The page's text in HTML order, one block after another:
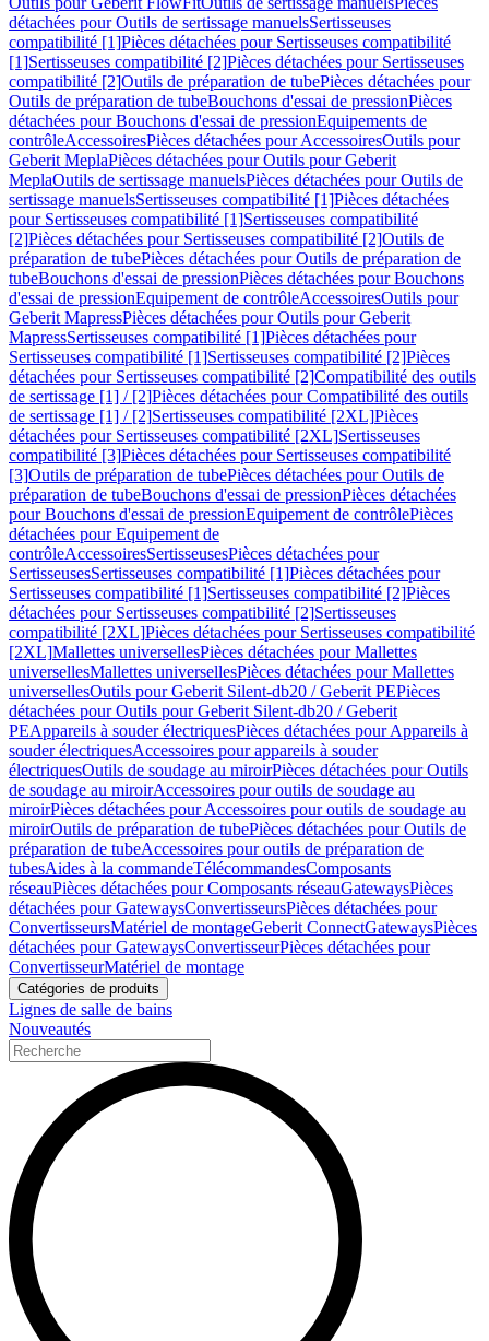
détachées pour Outils de sertissage manuelsSertisseuses
compatibilité [1]Pièces détachées pour Sertisseuses compatibilité
[1]Sertisseuses compatibilité [2]Pièces détachées pour Sertisseuses
compatibilité [2]Outils de préparation de tubePièces détachées pour
Outils de préparation de tubeBouchons d'essai de pressionPièces
détachées pour Bouchons d'essai de pressionEquipements de
contrôleAccessoiresPièces détachées pour AccessoiresOutils pour
Geberit MeplaPièces détachées pour Outils pour Geberit
MeplaOutils de sertissage manuelsPièces détachées pour Outils de
sertissage manuelsSertisseuses compatibilité [1]Pièces détachées
pour Sertisseuses compatibilité [1]Sertisseuses compatibilité
[2]Pièces détachées pour Sertisseuses compatibilité [2]Outils de
préparation de tubePièces détachées pour Outils de préparation de
tubeBouchons d'essai de pressionPièces détachées pour Bouchons
d'essai de pressionEquipement de contrôleAccessoiresOutils pour
Geberit MapressPièces détachées pour Outils pour Geberit
MapressSertisseuses compatibilité [1]Pièces détachées pour
Sertisseuses compatibilité [1]Sertisseuses compatibilité [2]Pièces
détachées pour Sertisseuses compatibilité [2]Compatibilité des outils
de sertissage [1] / [2]Pièces détachées pour Compatibilité des outils
de sertissage [1] / [2]Sertisseuses compatibilité [2XL]Pièces
détachées pour Sertisseuses compatibilité [2XL]Sertisseuses
compatibilité [3]Pièces détachées pour Sertisseuses compatibilité
[3]Outils de préparation de tubePièces détachées pour Outils de
préparation de tubeBouchons d'essai de pressionPièces détachées
pour Bouchons d'essai de pressionEquipement de contrôlePièces
détachées pour Equipement de
contrôleAccessoiresSertisseusesPièces détachées pour
SertisseusesSertisseuses compatibilité [1]Pièces détachées pour
Sertisseuses compatibilité [1]Sertisseuses compatibilité [2]Pièces
détachées pour Sertisseuses compatibilité [2]Sertisseuses
compatibilité [2XL]Pièces détachées pour Sertisseuses compatibilité
[2XL]Mallettes universellesPièces détachées pour Mallettes
universellesMallettes universellesPièces détachées pour Mallettes
universellesOutils pour Geberit Silent-db20 / Geberit PEPièces
détachées pour Outils pour Geberit Silent-db20 / Geberit
PEAppareils à souder électriquesPièces détachées pour Appareils à
souder électriquesAccessoires pour appareils à souder
électriquesOutils de soudage au miroirPièces détachées pour Outils
de soudage au miroirAccessoires pour outils de soudage au
miroirPièces détachées pour Accessoires pour outils de soudage au
miroirOutils de préparation de tubePièces détachées pour Outils de
préparation de tubeAccessoires pour outils de préparation de
tubesAides à la commandeTélécommandesComposants
réseauPièces détachées pour Composants réseauGatewaysPièces
détachées pour GatewaysConvertisseursPièces détachées pour
ConvertisseursMatériel de montageGeberit ConnectGatewaysPièces
détachées pour GatewaysConvertisseurPièces détachées pour
ConvertisseurMatériel de montage
Catégories de produits
Lignes de salle de bains
Nouveautés